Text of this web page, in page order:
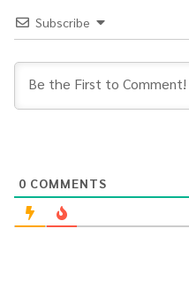
Subscribe
0 COMMENTS